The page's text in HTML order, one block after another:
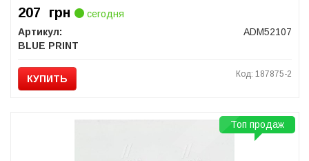
207 грн
сегодня
Артикул:
ADM52107
BLUE PRINT
КУПИТЬ Код: 187875-2
Топ продаж